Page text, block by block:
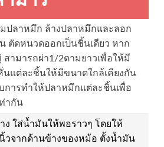
มปลาหมึก ล้างปลาหมึกและลอก
ตัดหนวดออกเป็นชิ้นเดียว หาก
ามารถผ่า1/2ตามยาวเพื่อให้มี
แต่ละชิ้นให้มีขนาดใกล้เคียงกัน
การทำให้ปลาหมึกแต่ละชิ้นเพื่อ
ากัน
ใส่น้ำมันให้พอราวๆ โดยให้
วจากด้านข้างของหม้อ ตั้งน้ำมัน